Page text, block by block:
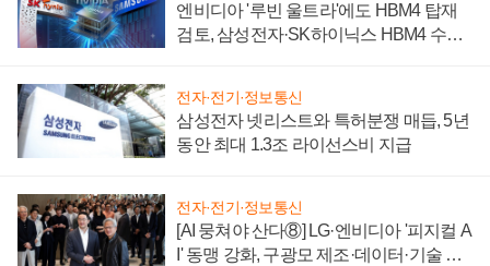
엔비디아 '루빈 울트라'에도 HBM4 탑재
검토, 삼성전자·SK하이닉스 HBM4 수율
전자·전기·정보통신
삼성전자 넷리스트와 특허분쟁 매듭, 5년
동안 최대 1.3조 라이선스비 지급
전자·전기·정보통신
[AI 뭉쳐야 산다⑧] LG·엔비디아 '피지컬 A
I' 동맹 강화, 구광모 제조·데이터·기술 결